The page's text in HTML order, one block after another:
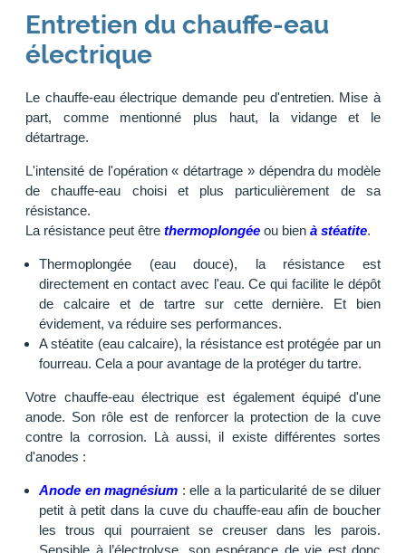
Entretien du chauffe-eau
électrique
Le chauffe-eau électrique demande peu d'entretien. Mise à
part, comme mentionné plus haut, la vidange et le
détartrage.
L'intensité de l'opération « détartrage » dépendra du modèle
de chauffe-eau choisi et plus particulièrement de sa
résistance.
La résistance peut être thermoplongée ou bien à stéatite.
Thermoplongée (eau douce), la résistance est
directement en contact avec l'eau. Ce qui facilite le dépôt
de calcaire et de tartre sur cette dernière. Et bien
évidement, va réduire ses performances.
A stéatite (eau calcaire), la résistance est protégée par un
fourreau. Cela a pour avantage de la protéger du tartre.
Votre chauffe-eau électrique est également équipé d'une
anode. Son rôle est de renforcer la protection de la cuve
contre la corrosion. Là aussi, il existe différentes sortes
d'anodes :
Anode en magnésium : elle a la particularité de se diluer
petit à petit dans la cuve du chauffe-eau afin de boucher
les trous qui pourraient se creuser dans les parois.
Sensible à l’électrolyse, son espérance de vie est donc